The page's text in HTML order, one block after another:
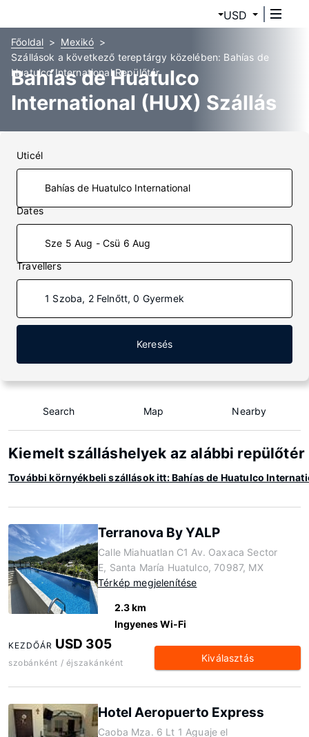
USD
Főoldal
Mexikó
Szállások a következő tereptárgy közelében: Bahías de
Huatulco International Repülőtér
Bahías de Huatulco
International (HUX) Szállás
Uticél
Dates
Sze 5 Aug - Csü 6 Aug
Travellers
1 Szoba, 2 Felnőtt, 0 Gyermek
Keresés
Search Map Nearby
Kiemelt szálláshelyek az alábbi
További környékbeli szállások itt: Bahías de Huatulco
Terranova By YALP
Calle Miahuatlan C1 Av. Oaxaca Sector
E, Santa María Huatulco, 70987, MX
Térkép megjelenítése
2.3 km
Ingyenes Wi-Fi
KEZDŐÁR USD 305
szobánként / éjszakánként Kiválasztás
Hotel Aeropuerto Express
Caoba Mza. 6 Lt 1 Aguaje el